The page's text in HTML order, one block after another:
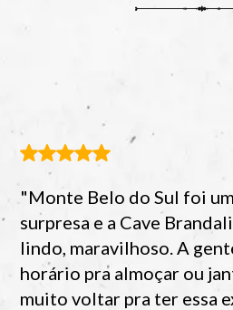
"Monte Belo do Sul foi
surpresa e a Cave
lindo, maravilhoso. A
horário pra almoçar ou
muito voltar pra ter essa